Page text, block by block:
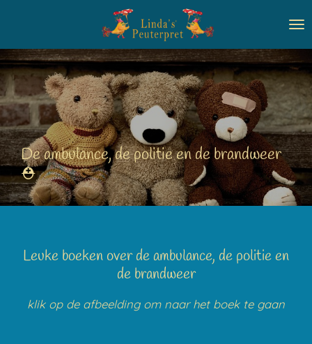
naar
de
hoofdinhoud
De ambulance, de politie en de brandweer
⛑️
Leuke boeken over de ambulance, de politie en
de brandweer
klik op de afbeelding om naar het boek te gaan